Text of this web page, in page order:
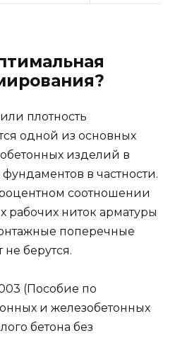
плотность
одной из основных
изделий в
в частности.
соотношении
ниток арматуры
поперечные
не берутся.
(Пособие по
и железобетонных
бетона без